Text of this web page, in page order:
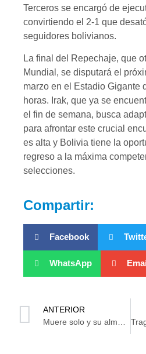
Terceros se encargó de
convirtiendo el 2-1 que
seguidores bolivianos.
La final del Repechaje, que
Mundial, se disputará el
marzo en el Estadio Gigante
horas. Irak, que ya se
el fin de semana, busca
para afrontar este crucial
es alta y Bolivia tiene la
regreso a la máxima
selecciones.
Compartir:
Facebook
WhatsApp
ANTERIOR